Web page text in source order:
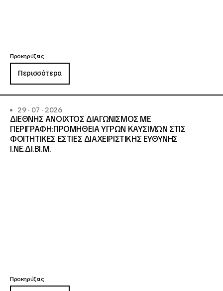
Προκηρύξεις
Περισσότερα
29 · 07 · 2026
ΔΙΕΘΝΗΣ ΑΝΟΙΧΤΟΣ ΔΙΑΓΩΝΙΣΜΟΣ ΜΕ
ΠΕΡΙΓΡΑΦΗ:ΠΡΟΜΗΘΕΙΑ ΥΓΡΩΝ ΚΑΥΣΙΜΩΝ ΣΤΙΣ
ΦΟΙΤΗΤΙΚΕΣ ΕΣΤΙΕΣ ΔΙΑΧΕΙΡΙΣΤΙΚΗΣ ΕΥΘΥΝΗΣ
Ι.ΝΕ.ΔΙ.ΒΙ.Μ.
Προκηρύξεις